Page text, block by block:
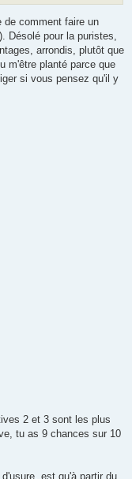
de comment faire un
Désolé pour la puristes,
arrondis, plutôt que
m'être planté parce que
si vous pensez qu'il y
2 et 3 sont les plus
tu as 9 chances sur 10
est qu'à partir du